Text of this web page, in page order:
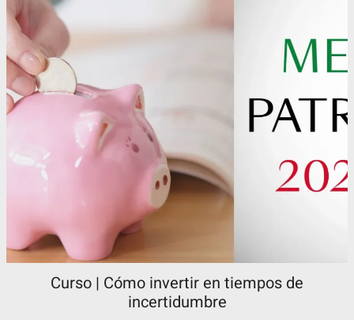
Curso | Cómo invertir en tiempos de
incertidumbre